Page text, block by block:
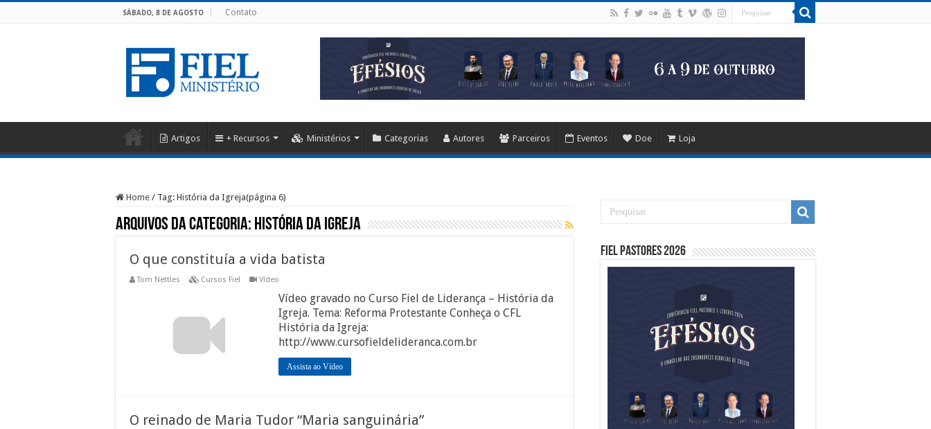
SÁBADO, 8 DE AGOSTO Contato
Artigos + Recursos Ministérios Categorias Autores Parceiros Eventos Doe Loja
Home / Tag: História da Igreja(página 6)
Arquivos da categoria: História da Igreja
O que constituía a vida batista
Tom Nettles Cursos Fiel Vídeo
Vídeo gravado no Curso Fiel de Liderança – História da
Igreja. Tema: Reforma Protestante Conheça o CFL
História da Igreja:
http://www.cursofieldelideranca.com.br
Assista ao Vídeo
O reinado de Maria Tudor “Maria sanguinária”
Fiel Pastores 2026